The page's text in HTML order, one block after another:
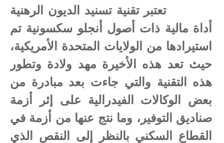
تعتبر تقنية تسنيد الديون الرهنية
أداة مالية ذات أصول أنجلو سكسونية تم
استيرادها من الولايات المتحدة الأمريكية،
حيث تعد هذه الأخيرة مهد ولادة وتطور
هذه التقنية والتي جاءت بعد مبادرة من
بعض الوكالات الفيدرالية على إثر أزمة
صناديق التوفير، وما نتج عنها من أزمة في
القطاع السكني بالنظر إلى النقص الذي